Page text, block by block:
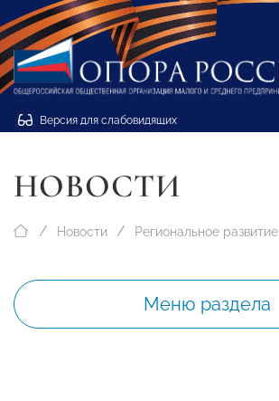
Версия для слабовидящих
НОВОСТИ
Новости Региональное развитие
Меню раздела